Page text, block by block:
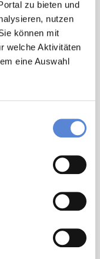
zu bieten und
nutzen
können mit
welche Aktivitäten
eine Auswahl
oder
Ihres
einfach, ich